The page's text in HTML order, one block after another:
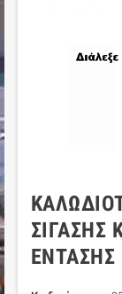
ΣΊΓΑΣΗΣ
ΈΝΤΑΣΗΣ